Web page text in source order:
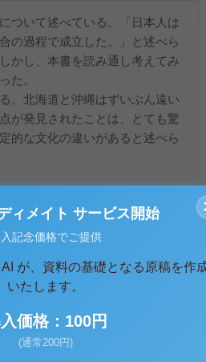
ついて述べている。「日本人は
の過程で成立した。」と述べら
かし、本書を読み通し考えてみ
た。
。北海道と沖縄はずいぶん遠い
が発見されたことは、とても驚
的な文化の違いがあると述べら
ィメイト サービス開始
記念価格でご提供
が、資料の基礎となる原稿を作
いたします。
価格：100円
(通常200円)